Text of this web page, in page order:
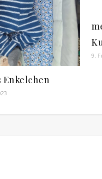
Enkelchen
9.